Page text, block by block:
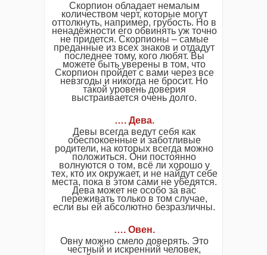
Скорпион обладает немалым
количеством черт, которые могут
оттолкнуть, например, грубость. Но в
ненадёжности его обвинять уж точно
не придется. Скорпионы – самые
преданные из всех знаков и отдадут
последнее тому, кого любят. Вы
можете быть уверены в том, что
Скорпион пройдет с вами через все
невзгоды и никогда не бросит. Но
такой уровень доверия
выстраивается очень долго.
…. Дева.
Девы всегда ведут себя как
обеспокоенные и заботливые
родители, на которых всегда можно
положиться. Они постоянно
волнуются о том, всё ли хорошо у
тех, кто их окружает, и не найдут себе
места, пока в этом сами не убедятся.
Дева может не особо за вас
переживать только в том случае,
если вы ей абсолютно безразличны.
…. Овен.
Овну можно смело доверять. Это
честный и искренний человек,